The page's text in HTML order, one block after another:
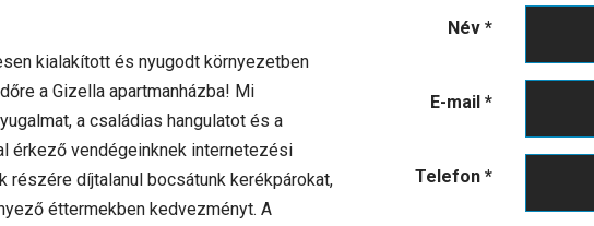
kialakított és nyugodt környezetben
a Gizella apartmanházba! Mi
a családias hangulatot és a
érkező vendégeinknek internetezési
díjtalanul bocsátunk kerékpárokat,
éttermekben kedvezményt. A
Név*
E-mail*
Telefon*